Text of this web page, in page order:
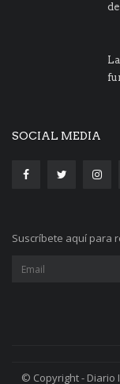
SOCIAL MEDIA
Suscríbete aquí para
© Copyright -